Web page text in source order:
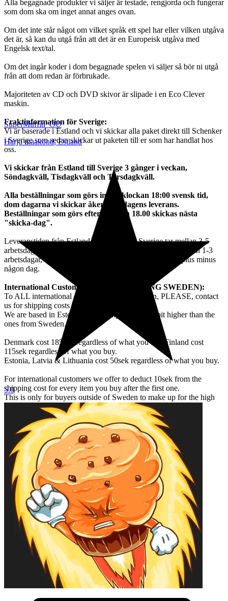
Alla begagnade produkter vi säljer är testade, rengjorda och fungerar
som dom ska om inget annat anges ovan.
Om det inte står något om vilket språk ett spel har eller vilken utgåva
det är, så kan du utgå från att det är en Europeisk utgåva med
Engelsk text/tal.
Om det ingår koder i dom begagnade spelen vi säljer så bör ni utgå
från att dom redan är förbrukade.
Majoriteten av CD och DVD skivor är slipade i en Eco Clever
maskin.
Fraktinformation för Sverige:
Vi är baserade i Estland och vi skickar alla paket direkt till Schenker
i Sverige som sedan skickar ut paketen till er som har handlat hos
oss.
Vi skickar från Estland till Sverige 3 gånger i veckan,
Söndagkväll, Tisdagkväll och Torsdagkväll.
Alla beställningar som görs innan klockan 18:00 svensk tid,
dom dagarna vi skickar åker med dagens leverans.
Beställningar som görs efter klockan 18.00 skickas nästa
"skicka-dag".
Leveranstiden från Estland till Schenker i Sverige tar mellan 3-5
arbetsdagar och sedan ligger Schenkers leveranstid på mellan 1-3
arbetsdagar, så leveranstiden rör sig omkring en vecka, plus minus
någon dag.
International Customers (NOT INCLUDING SWEDEN):
To ALL international customers except Sweden, PLEASE, contact
us for shipping costs before makinga purchase.
We are based in Estonia so shipping costs are a bit higher than the
ones from Sweden.
Denmark cost 185sek regardless of what you buy.Finland cost
115sek regardless of what you buy.
Estonia, Latvia & Lithuania cost 50sek regardless of what you buy.
For international customers we offer to deduct 10sek from the
shipping cost for every item you buy after the first one.
This is only for buyers outside of Sweden to make up for the high
shipping cost.
SuperMuffin_OU
Harju maakond,Estland
5.0